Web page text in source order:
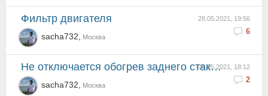
28.05.2021, 19:56
6
Фильтр двигателя
sacha732, Москва
06.05.2021, 18:12
2
Не отключается обогрев заднего стакла!
sacha732, Москва